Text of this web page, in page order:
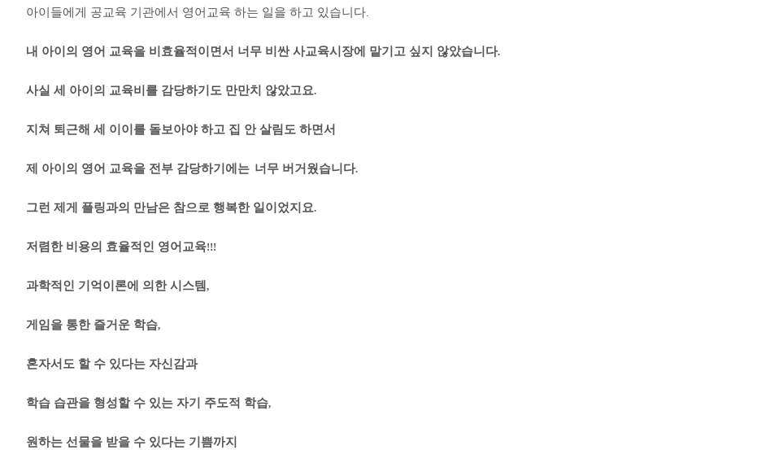
아이들에게 공교육 기관에서 영어교육 하는 일을 하고 있습니다.
내 아이의 영어 교육을 비효율적이면서 너무 비싼 사교육시장에 맡기고 싶지 않았습니다.
사실 세 아이의 교육비를 감당하기도 만만치 않았고요.
지쳐 퇴근해 세 이이를 돌보아야 하고 집 안 살림도 하면서
제 아이의 영어 교육을 전부 감당하기에는 너무 버거웠습니다.
그런 제게 플링과의 만남은 참으로 행복한 일이었지요.
저렴한 비용의 효율적인 영어교육!!!
과학적인 기억이론에 의한 시스템 ,
게임을 통한 즐거운 학습,
혼자서도 할 수 있다는 자신감과
학습 습관을 형성할 수 있는 자기 주도적 학습,
원하는 선물을 받을 수 있다는 기쁨까지